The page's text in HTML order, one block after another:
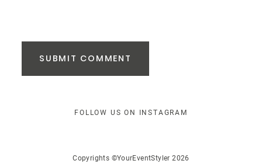
SUBMIT COMMENT
FOLLOW US ON INSTAGRAM
Copyrights ©YourEventStyler 2026